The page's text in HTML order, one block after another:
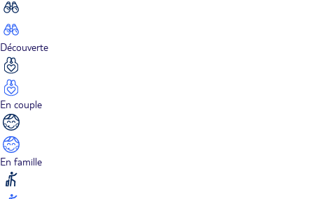
Découverte
En couple
En famille